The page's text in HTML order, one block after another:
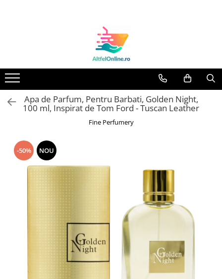
Produse Cosmetice Premium
Reducere 20% la achizitionarea a
minimum 3 produse identice
Oferte
Balsam Rufe
Balsam Lichid Rufe
Perle Parfumate
Servetele parfumate rufe
Capsule si Tablete pentru Masina
Detergent Capsule
Detergent Pudra Automat
Detergent Lichid
Detergent Pudra Manual
Detergent Lichid Gel
Apa de Parfum, Pentru Barbati, Golden Night,
100 ml, Inspirat de Tom Ford - Tuscan Leather
Fine Perfumery
-50% NOU